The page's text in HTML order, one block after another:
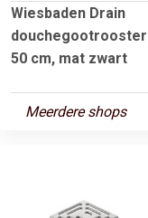
Wiesbaden Drain
douchegootrooster
50 cm, mat zwart
Meerdere shops